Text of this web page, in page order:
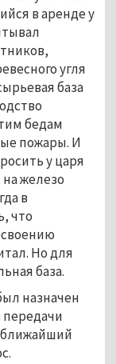
в аренде у
угля
база
бедам
пожары. И
у царя
железо
в
что
Но для
база.
назначен
ближайший